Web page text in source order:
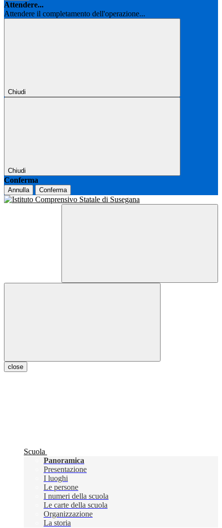
Attendere...
Attendere il completamento dell'operazione...
Chiudi
Chiudi
Conferma
Annulla Conferma
close
Scuola
Panoramica
Presentazione
I luoghi
Le persone
I numeri della scuola
Le carte della scuola
Organizzazione
La storia